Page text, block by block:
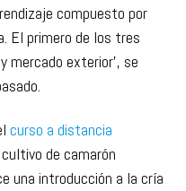
compuesto por
El primero de los tres
mercado exterior’, se
curso a distancia
de camarón
una introducción a la cría